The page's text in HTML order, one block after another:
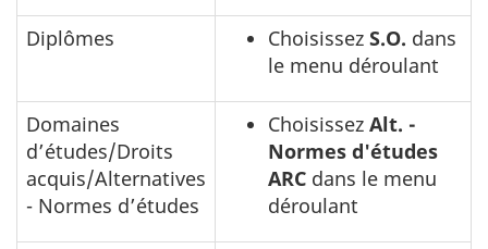
Diplômes Choisissez S.O. dans
le menu déroulant
Domaines
d’études/Droits
acquis/Alternatives
- Normes d’études
Choisissez Alt. -
Normes d'études
ARC dans le menu
déroulant